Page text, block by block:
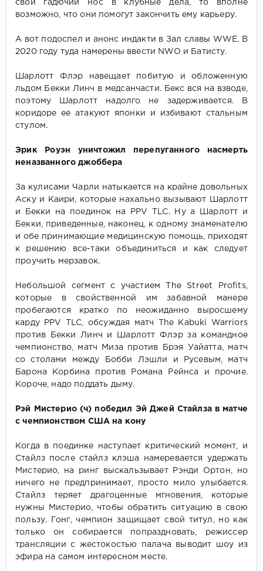
свой гадючий нос в клубные дела, то вполне
возможно, что они помогут закончить ему карьеру.
А вот подоспел и анонс индакти в Зал славы WWE. В
2020 году туда намерены ввести NWO и Батисту.
Шарлотт Флэр навещает побитую и обложенную
льдом Бекки Линч в медсанчасти. Бекс вся на взводе,
поэтому Шарлотт надолго не задерживается. В
коридоре ее атакуют японки и избивают стальным
стулом.
Эрик Роуэн уничтожил перепуганного насмерть
неназванного джоббера
За кулисами Чарли натыкается на крайне довольных
Аску и Каири, которые нахально вызывают Шарлотт
и Бекки на поединок на PPV TLC. Ну а Шарлотт и
Бекки, приведенные, наконец, к одному знаменателю
и обе принимающие медицинскую помощь, приходят
к решению все-таки объединиться и как следует
проучить мерзавок.
Небольшой сегмент с участием The Street Profits,
которые в свойственной им забавной манере
пробегаются кратко по неожиданно выросшему
карду PPV TLC, обсуждая матч The Kabuki Warriors
против Бекки Линч и Шарлотт Флэр за командное
чемпионство, матч Миза против Брэя Уайатта, матч
со столами между Бобби Лэшли и Русевым, матч
Барона Корбина против Романа Рейнса и прочие.
Короче, надо поддать дыму.
Рэй Мистерио (ч) победил Эй Джей Стайлза в матче
с чемпионством США на кону
Когда в поединке наступает критический момент, и
Стайлз после стайлз клэша намеревается удержать
Мистерио, на ринг выскальзывает Рэнди Ортон, но
ничего не предпринимает, просто мило улыбается.
Стайлз теряет драгоценные мгновения, которые
нужны Мистерио, чтобы обратить ситуацию в свою
пользу. Гонг, чемпион защищает свой титул, но как
только он собирается попраздновать, режиссер
трансляции с жестокостью палача выводит шоу из
эфира на самом интересном месте.